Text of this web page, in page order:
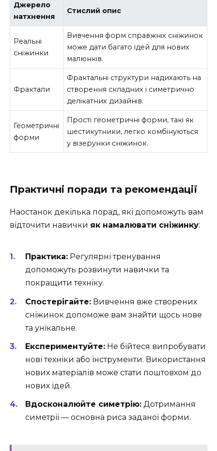
Джерело
натхнення
Стислий опис
Реальні
сніжинки
Вивчення форм справжніх сніжинок
може дати багато ідей для нових
малюнків.
Фрактали
Фрактальні структури надихають на
створення складних і симетрично
делікатних дизайнів.
Геометричні
форми
Прості геометричні форми, такі як
шестикутники, легко комбінуються
у візерунки сніжинок.
Практичні поради та рекомендації
Наостанок декілька порад, які допоможуть вам
відточити навички як намалювати сніжинку:
Практика: Регулярні тренування
допоможуть розвинути навички та
покращити техніку.
Спостерігайте: Вивчення вже створених
сніжинок допоможе вам знайти щось нове
та унікальне.
Експериментуйте: Не бійтеся випробувати
нові техніки або інструменти. Використання
нових матеріалів може стати поштовхом до
нових ідей.
Вдосконалюйте симетрію: Дотримання
симетрії — основна риса заданої форми.